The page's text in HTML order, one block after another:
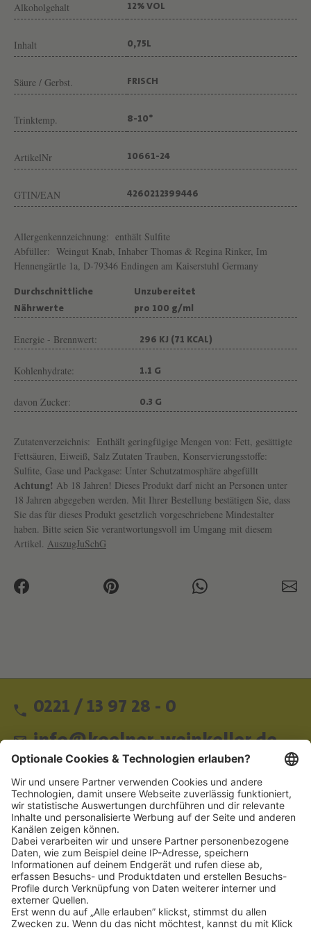
G
A
Alkoholgehalt 12% VOL
Inhalt 0,75L
Säure / Gerbst. FRISCH
Trinktemp. 8-10°
ArtikelNr 10661-24
GTIN/EAN 4260212399446
Allergenkennzeichnung: enthält Sulfite
Abfüller: Weingut Knab, Inhaber Thomas & Regina Rinker, Im
Hennengärtle 1a, D-79346 Endingen am Kaiserstuhl Germany
Durchschnittliche
Nährwerte
Unzubereitet
pro 100 g/ml
Energie - Brennwert: 296 KJ (71 KCAL)
Kohlenhydrate: 1.1 G
davon Zucker: 0.3 G
Zutatenverzeichnis: Enthält geringfügige Mengen von: Fett, gesättigte
Fettsäuren, Eiweiß, Salz Zutaten Trauben, Konservierungsstoffe:
Sulfite, Gase und Packgase: Unter Schutzatmosphäre abgefüllt
Achtung! Ab 18 Jahren! Dieses Produkt darf nicht an Personen unter
18 Jahren abgegeben werden. Mit Ihrer Bestellung bestätigen Sie, dass
Sie das für dieses Produkt gesetzlich vorgeschriebene Mindestalter
haben. Bitte seien Sie verantwortungsvoll im Umgang mit diesem
Artikel. AuszugJuSchG
0221 / 13 97 28 - 0
info@koelner-weinkeller.de
Schnellzugriff
ZAHLUNGSMETHODEN
SOCIAL
NEWSLETTER